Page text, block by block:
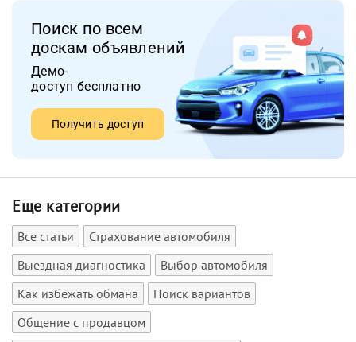
Поиск по всем
доскам объявлений
Демо-
доступ бесплатно
Получить доступ
Еще категории
Все статьи
Страхование автомобиля
Выездная диагностика
Выбор автомобиля
Как избежать обмана
Поиск вариантов
Общение с продавцом